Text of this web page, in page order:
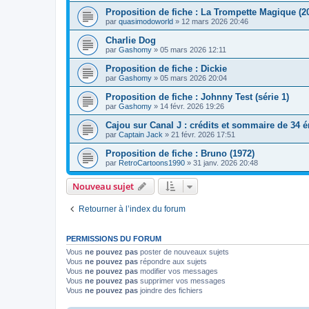
Proposition de fiche : La Trompette Magique
par quasimodoworld » 12 mars 2026 20:46
Charlie Dog
par Gashomy » 05 mars 2026 12:11
Proposition de fiche : Dickie
par Gashomy » 05 mars 2026 20:04
Proposition de fiche : Johnny Test (série 1)
par Gashomy » 14 févr. 2026 19:26
Cajou sur Canal J : crédits et sommaire de 34
par Captain Jack » 21 févr. 2026 17:51
Proposition de fiche : Bruno (1972)
par RetroCartoons1990 » 31 janv. 2026 20:48
Nouveau sujet
Retourner à l’index du forum
PERMISSIONS DU FORUM
Vous ne pouvez pas poster de nouveaux sujets
Vous ne pouvez pas répondre aux sujets
Vous ne pouvez pas modifier vos messages
Vous ne pouvez pas supprimer vos messages
Vous ne pouvez pas joindre des fichiers